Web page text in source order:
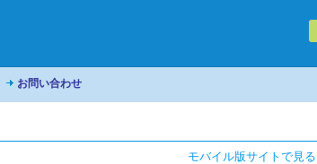
お問い合わせ
モバイル版サイトで見る